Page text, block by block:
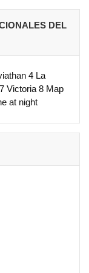
DEL
4 La
Victoria 8 Map
at night